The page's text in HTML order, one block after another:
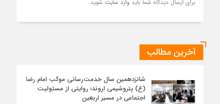
برای ارسال دیدگاه شما باید وارد سایت شوید.
آخرین مطالب
شانزدهمین سال خدمت‌رسانی موکب امام رضا
(ع) پتروشیمی اروند؛ روایتی از مسئولیت
اجتماعی در مسیر اربعین